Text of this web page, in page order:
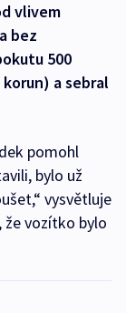
vlivem
bez
500
a sebral
pomohl
bylo už
vysvětluje
že vozítko bylo